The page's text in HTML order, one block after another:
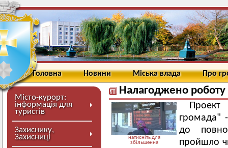
Головна Новини Міська влада Про
Місто-курорт:
інформація для
туристів
Захиснику,
Захисниці
Налагоджено
натисніть для
збільшення
громада"
до
пройшло